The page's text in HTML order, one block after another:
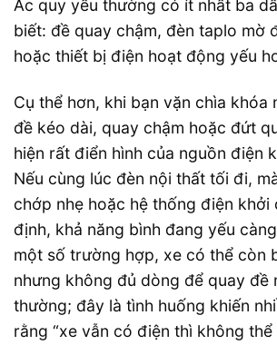
Ắc quy yếu thường có ít nhất ba
biết: đề quay chậm, đèn taplo mờ
hoặc thiết bị điện hoạt động yếu
Cụ thể hơn, khi bạn vặn chìa khóa
đề kéo dài, quay chậm hoặc đứt
hiện rất điển hình của nguồn điện
Nếu cùng lúc đèn nội thất tối đi,
chớp nhẹ hoặc hệ thống điện khởi
định, khả năng bình đang yếu
một số trường hợp, xe có thể còn
nhưng không đủ dòng để quay đề
thường; đây là tình huống khiến
rằng “xe vẫn có điện thì không thể